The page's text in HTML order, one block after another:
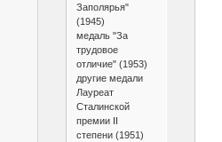
Заполярья"
(1945)
медаль "За
трудовое
отличие" (1953)
другие медали
Лауреат
Сталинской
премии II
степени (1951)